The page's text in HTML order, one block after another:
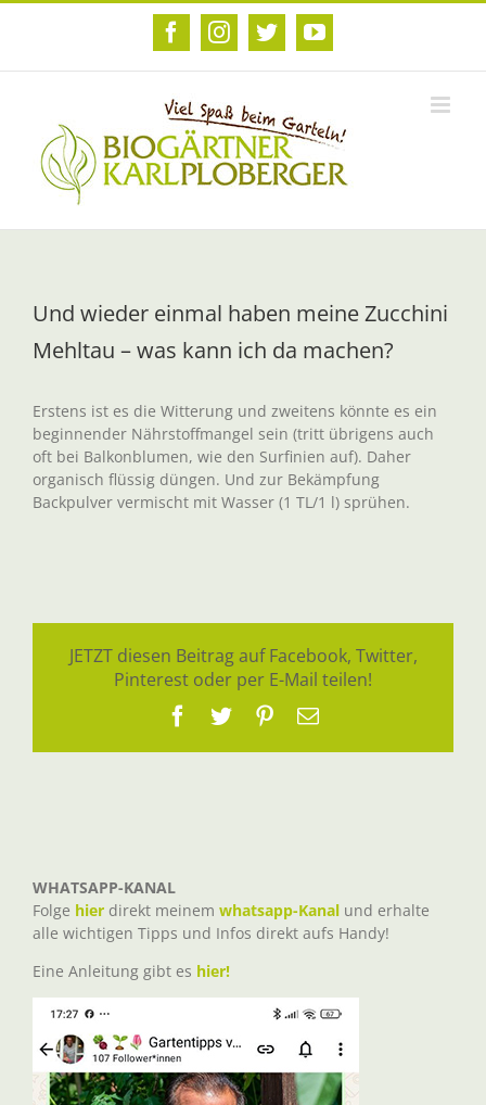
Zum
FacebookInstagram
TwitterYouTube
Und wieder einmal haben meine Zucchini
Mehltau – was kann ich da machen?
Erstens ist es die Witterung und zweitens könnte es ein
beginnender Nährstoffmangel sein (tritt übrigens auch
oft bei Balkonblumen, wie den Surfinien auf). Daher
organisch flüssig düngen. Und zur Bekämpfung
Backpulver vermischt mit Wasser (1 TL/1 l) sprühen.
JETZT diesen Beitrag auf Facebook, Twitter,
Pinterest oder per E-Mail teilen!
Facebook
TwitterPinterest
E-
WHATSAPP-KANAL
Folge hier direkt meinem whatsapp-Kanal und erhalte
alle wichtigen Tipps und Infos direkt aufs Handy!
Eine Anleitung gibt es hier!